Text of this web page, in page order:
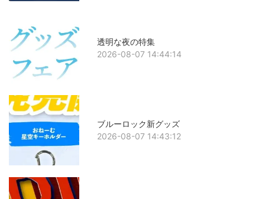
透明な夜の特集
2026-08-07 14:44:14
ブルーロック新グッズ
2026-08-07 14:43:12